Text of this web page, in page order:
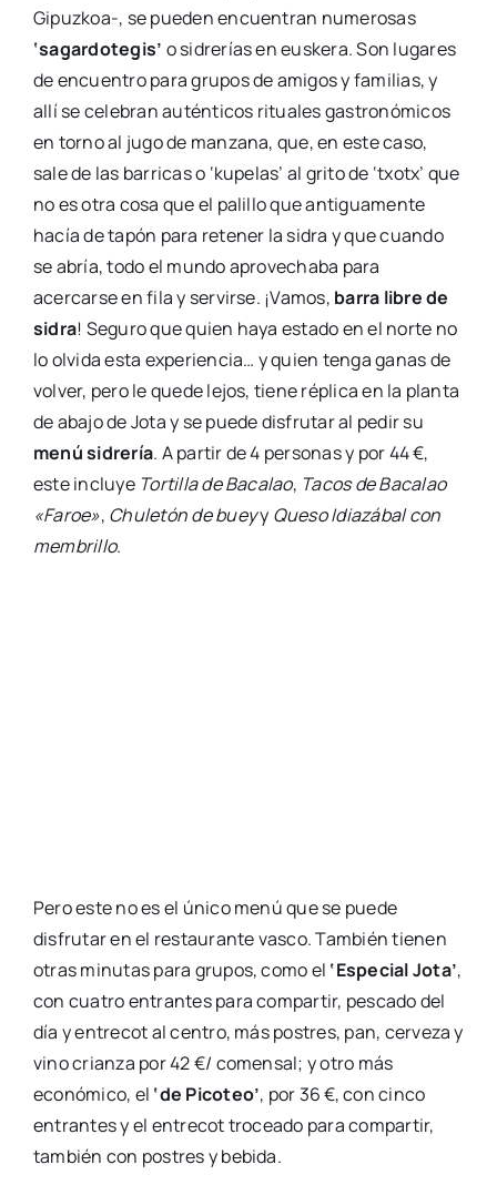
Gipuzkoa-, se pueden encuentran numerosas
‘sagardotegis’ o sidrerías en euskera. Son lugares
de encuentro para grupos de amigos y familias, y
allí se celebran auténticos rituales gastronómicos
en torno al jugo de manzana, que, en este caso,
sale de las barricas o ‘kupelas’ al grito de ‘txotx’ que
no es otra cosa que el palillo que antiguamente
hacía de tapón para retener la sidra y que cuando
se abría, todo el mundo aprovechaba para
acercarse en fila y servirse. ¡Vamos, barra libre de
sidra! Seguro que quien haya estado en el norte no
lo olvida esta experiencia… y quien tenga ganas de
volver, pero le quede lejos, tiene réplica en la planta
de abajo de Jota y se puede disfrutar al pedir su
menú sidrería. A partir de 4 personas y por 44 €,
este incluye Tortilla de Bacalao, Tacos de Bacalao
«Faroe», Chuletón de bueyy Queso Idiazábal con
membrillo.
Pero este no es el único menú que se puede
disfrutar en el restaurante vasco. También tienen
otras minutas para grupos, como el ‘Especial Jota’,
con cuatro entrantes para compartir, pescado del
día y entrecot al centro, más postres, pan, cerveza y
vino crianza por 42 €/ comensal; y otro más
económico, el ‘de Picoteo’, por 36 €, con cinco
entrantes y el entrecot troceado para compartir,
también con postres y bebida.